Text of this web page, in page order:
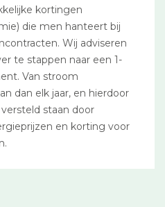
kortingen
die men hanteert bij
Wij adviseren
te stappen naar een 1-
Van stroom
dan elk jaar, en hierdoor
staan door
en korting voor